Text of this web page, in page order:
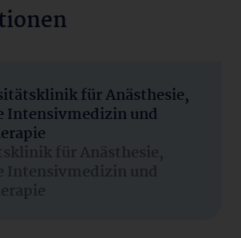
für Anästhesie,
Intensivmedizin und
für Anästhesie,
Intensivmedizin und